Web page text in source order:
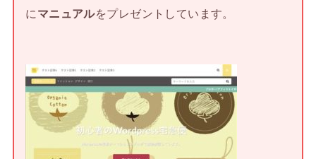
に マニュアルをプレゼントしています。